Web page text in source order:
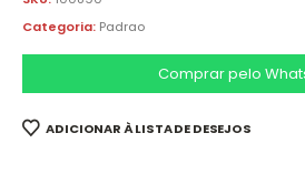
Categoria: Padrao
Comprar pelo
ADICIONAR À LISTA DE DESEJOS